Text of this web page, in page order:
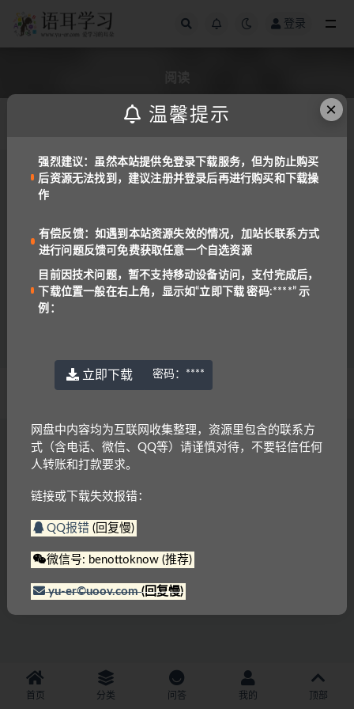
登录
备考工具 备课资料
1.3K
《现代西班牙语1-4册》刘建&董燕生
[PDF+MP3+练习+答案]
© 2022 语耳学习 京ICP备14037962号-2
首页 分类 问答 我的 顶部
×
温馨提示
强烈建议：虽然本站提供免登录下载服务，但为防止购买
后资源无法找到，建议注册并登录后再进行购买和下载操
作
有偿反馈：如遇到本站资源失效的情况，加站长联系方式
进行问题反馈可免费获取任意一个自选资源
目前因技术问题，暂不支持移动设备访问，支付完成后，
下载位置一般在右上角，显示如“立即下载 密码:****” 示
例：
立即下载 密码： ****
网盘中内容均为互联网收集整理，资源里包含的联系方
式（含电话、微信、QQ等）请谨慎对待，不要轻信任何
人转账和打款要求。
链接或下载失效报错：
QQ报错(回复慢)
微信号: benottoknow (推荐)
yu-er©uoov.com(回复慢)